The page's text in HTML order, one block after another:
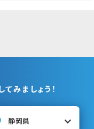
みましょう！